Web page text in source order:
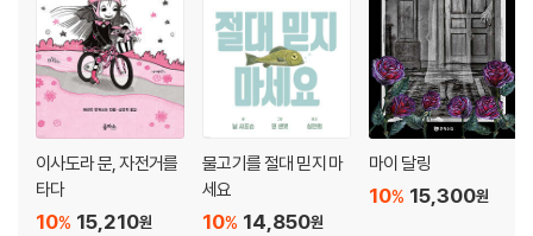
이사도라 문, 자전거를
타다
15,210원
10%
물고기를 절대 믿지 마
세요
14,850원
10%
마이 달링
15,300원
10%